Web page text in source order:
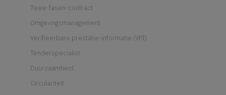
Twee-fasen-contract
Omgevingsmanagement
Verifieerbare prestatie-informatie (VPI)
Tenderspecialist
Duurzaamheid
Circulariteit